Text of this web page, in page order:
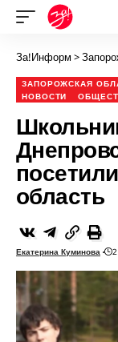
За!Информ >
ЗАПОРОЖСКАЯ
НОВОСТИ
область
Екатерина Куминова